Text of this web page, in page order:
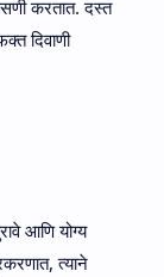
करतात. दस्त
दिवाणी
आणि योग्य
त्याने